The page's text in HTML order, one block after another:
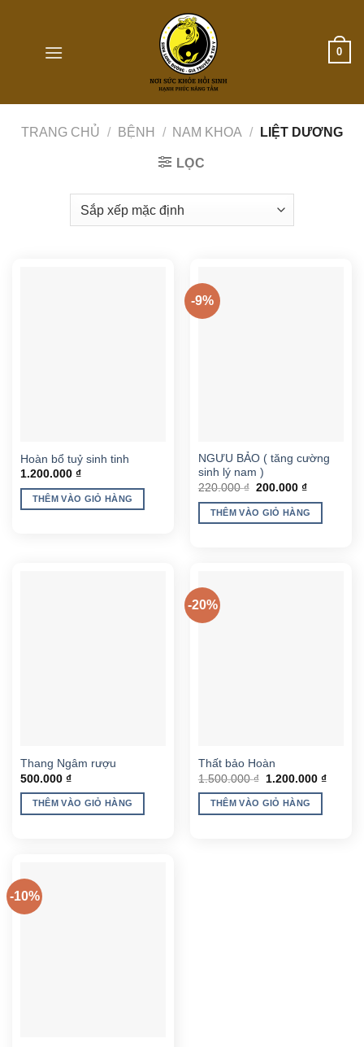
0
TRANG CHỦ / BỆNH / NAM KHOA / LIỆT DƯƠNG
LỌC
Hoàn bổ tuỷ sinh tinh
1.200.000 ₫
THÊM VÀO GIỎ HÀNG
-9%
NGƯU BẢO ( tăng cường
sinh lý nam )
220.000₫ Giá
là:
220.000 ₫.
200.000 ₫Giá
tại
là:
THÊM VÀO GIỎ HÀNG
Thang Ngâm rượu
500.000 ₫
THÊM VÀO GIỎ HÀNG
-20%
Thất bảo Hoàn
1.500.000₫
Giá
là:
1.500.000 ₫.
1.200.000 ₫Giá
THÊM VÀO GIỎ HÀNG
-10%